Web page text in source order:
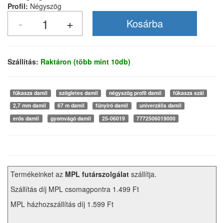
Profil: Négyszög
Szállítás: Raktáron (több mint 10db)
fűkasza damil szögletes damil négyszög profil damil
fűkasza szál
2,7 mm damil
67 m damil fűnyíró damil
univerzális damil
erős damil
gyomvágó damil 25-06019 7772506019000
Termékeinket az MPL futárszolgálat szállítja.
Szállítás díj MPL csomagpontra 1.499 Ft
MPL házhozszállítás díj 1.599 Ft